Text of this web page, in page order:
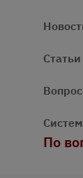
Статьи
По